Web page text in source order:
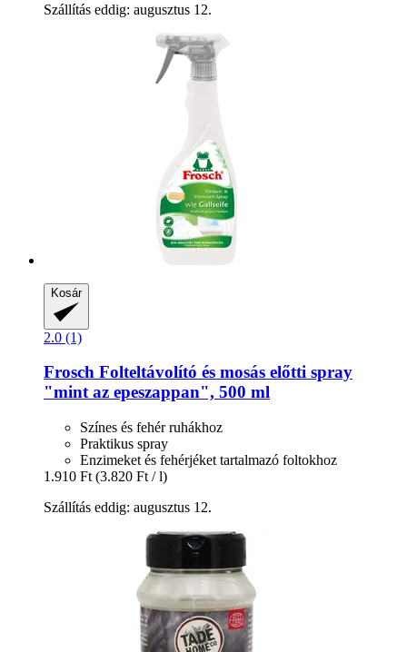
Szállítás eddig: augusztus 12.
Kosár
2.0 (1)
Frosch Folteltávolító és mosás előtti spray
"mint az epeszappan", 500 ml
Színes és fehér ruhákhoz
Praktikus spray
Enzimeket és fehérjéket tartalmazó foltokhoz
1.910 Ft (3.820 Ft / l)
Szállítás eddig: augusztus 12.